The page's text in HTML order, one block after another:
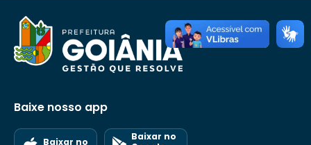
Baixe nosso app
Baixar no
Baixar no